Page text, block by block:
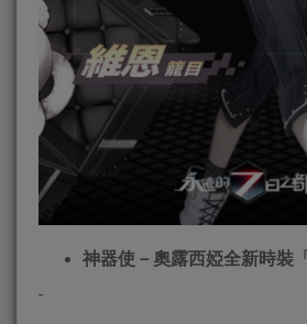
神器使－奧露西婭全新時裝 「